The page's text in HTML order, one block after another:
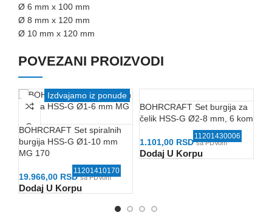
Ø 6 mm x 100 mm
Ø 8 mm x 120 mm
Ø 10 mm x 120 mm
POVEZANI PROIZVODI
Izdvajamo iz ponude
BOHRCRAFT Set spiralnih
burgija HSS-G Ø1-10 mm
MG 170
19.966,00 RSD sa PDVom
Dodaj U Korpu
11201410170
BOHRCRAFT Set burgija za
čelik HSS-G Ø2-8 mm, 6 kom
1.101,00 RSD sa PDVom
Dodaj U Korpu
11201430006